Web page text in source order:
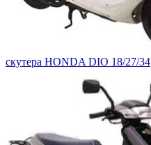
скутера HONDA DIO 18/27/34